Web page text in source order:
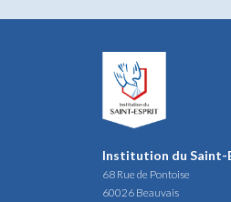
Institution du Saint-
68 Rue de Pontoise
60026 Beauvais